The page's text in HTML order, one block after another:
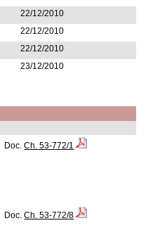
22/12/2010
22/12/2010
22/12/2010
23/12/2010
Doc.Ch. 53-772/1
Doc.Ch. 53-772/8